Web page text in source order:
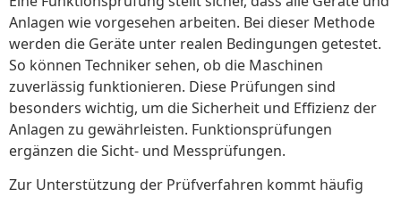
Anlagen wie vorgesehen arbeiten. Bei dieser Methode
werden die Geräte unter realen Bedingungen getestet.
So können Techniker sehen, ob die Maschinen
zuverlässig funktionieren. Diese Prüfungen sind
besonders wichtig, um die Sicherheit und Effizienz der
Anlagen zu gewährleisten. Funktionsprüfungen
ergänzen die Sicht- und Messprüfungen.
Zur Unterstützung der Prüfverfahren kommt häufig